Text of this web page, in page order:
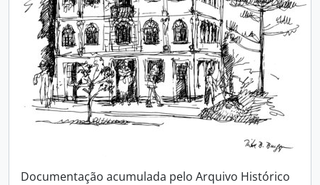
Documentação acumulada pelo Arquivo Histórico